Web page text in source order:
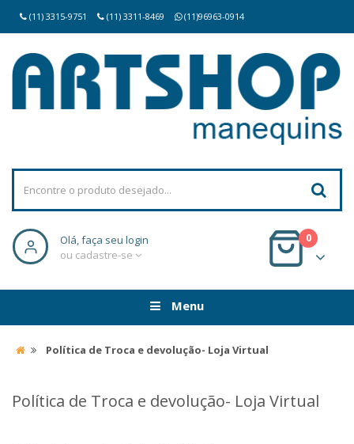
(11) 3315-9751 (11) 3311-8469 (11)96963-0914
Olá, faça seu login
ou cadastre-se
0
Menu
Política de Troca e devolução- Loja Virtual
Política de Troca e devolução- Loja Virtual